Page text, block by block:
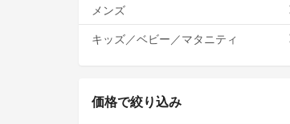
メンズ
キッズ／ベビー／マタニティ
価格で絞り込み